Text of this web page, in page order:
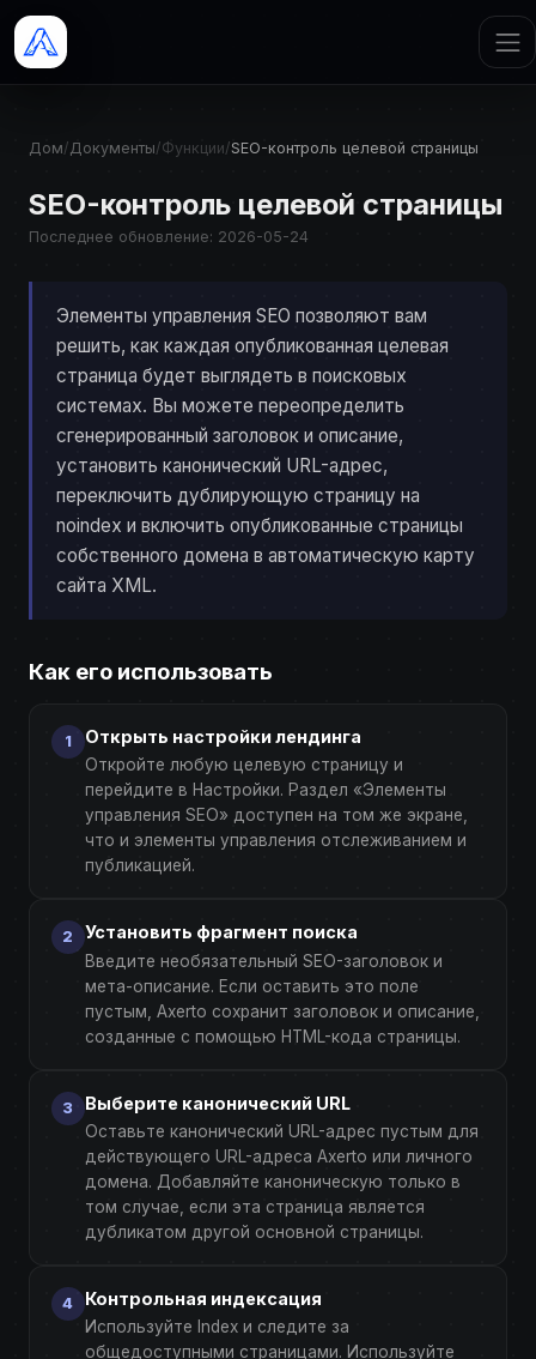
Дом/Документы/Функции/SEO-контроль целевой страницы
SEO-контроль целевой страницы
Последнее обновление: 2026-05-24
Элементы управления SEO позволяют вам
решить, как каждая опубликованная целевая
страница будет выглядеть в поисковых
системах. Вы можете переопределить
сгенерированный заголовок и описание,
установить канонический URL-адрес,
переключить дублирующую страницу на
noindex и включить опубликованные страницы
собственного домена в автоматическую карту
сайта XML.
Как его использовать
Открыть настройки лендинга
Откройте любую целевую страницу и
перейдите в Настройки. Раздел «Элементы
управления SEO» доступен на том же экране,
что и элементы управления отслеживанием и
публикацией.
Установить фрагмент поиска
Введите необязательный SEO-заголовок и
мета-описание. Если оставить это поле
пустым, Axerto сохранит заголовок и описание,
созданные с помощью HTML-кода страницы.
Выберите канонический URL
Оставьте канонический URL-адрес пустым для
действующего URL-адреса Axerto или личного
домена. Добавляйте каноническую только в
том случае, если эта страница является
дубликатом другой основной страницы.
Контрольная индексация
Используйте Index и следите за
общедоступными страницами. Используйте